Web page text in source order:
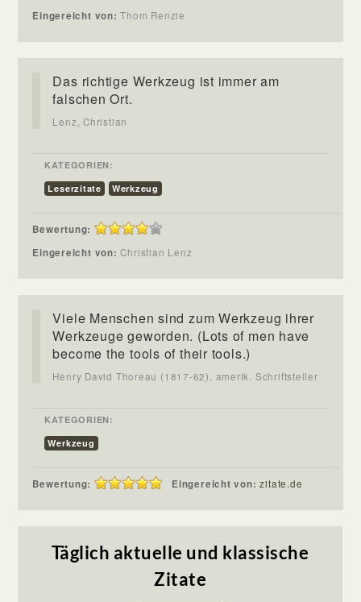
Eingereicht von:Thom Renzie
Das richtige Werkzeug ist immer am
falschen Ort.
Lenz, Christian
KATEGORIEN:
Leserzitate
Werkzeug
Bewertung:
Eingereicht von:Christian Lenz
Viele Menschen sind zum Werkzeug ihrer
Werkzeuge geworden. (Lots of men have
become the tools of their tools.)
Henry David Thoreau (1817-62), amerik. Schriftsteller
KATEGORIEN:
Werkzeug
Bewertung: Eingereicht von:zitate.de